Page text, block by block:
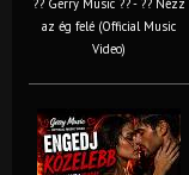
az ég felé (Official Music
Video)